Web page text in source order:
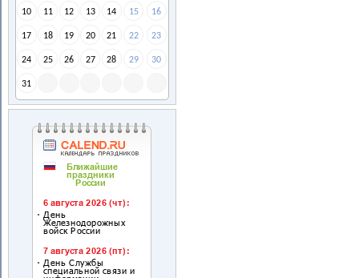
10 11 12 13 14 15 16
17 18 19 20 21 22 23
24 25 26 27 28 29 30
31